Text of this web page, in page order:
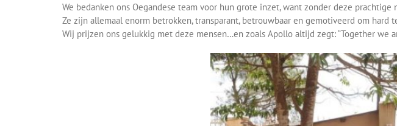
We bedanken ons Oegandese team voor hun grote inzet, want zonder deze
Ze zijn allemaal enorm betrokken, transparant, betrouwbaar en gemotiveerd om hard
Wij prijzen ons gelukkig met deze mensen…en zoals Apollo altijd zegt: “Together we